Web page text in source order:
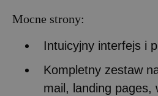
Mocne strony:
Intuicyjny interfejs i
Kompletny zestaw
mail, landing pages,